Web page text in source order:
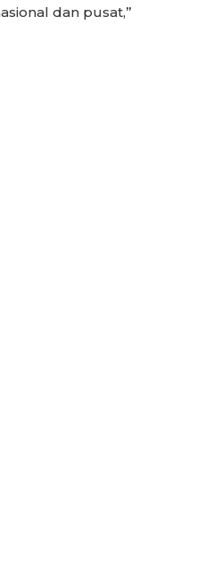
dan pusat,”